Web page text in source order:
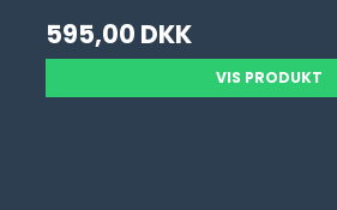
595,00 DKK
VIS PRODUKT